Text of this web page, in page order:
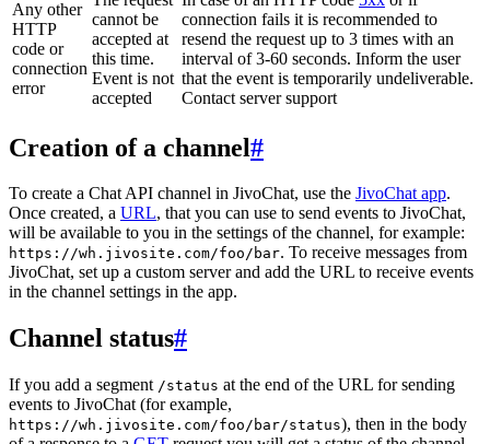
Any other
HTTP
code or
connection
error
cannot be
accepted at
this time.
Event is not
accepted
connection fails it is recommended to
resend the request up to 3 times with an
interval of 3-60 seconds. Inform the user
that the event is temporarily undeliverable.
Contact server support
Creation of a channel#
To create a Chat API channel in JivoChat, use the JivoChat app.
Once created, a URL, that you can use to send events to JivoChat,
will be available to you in the settings of the channel, for example:
https://wh.jivosite.com/foo/bar. To receive messages from
JivoChat, set up a custom server and add the URL to receive events
in the channel settings in the app.
Channel status#
If you add a segment /status at the end of the URL for sending
events to JivoChat (for example,
https://wh.jivosite.com/foo/bar/status), then in the body